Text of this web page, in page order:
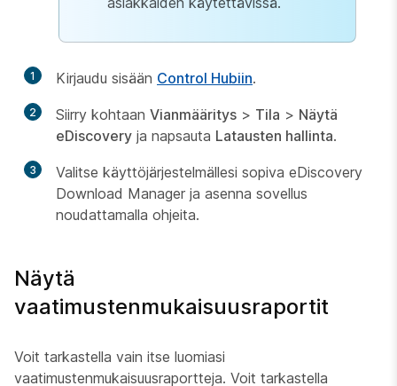
1 Kirjaudu sisään Control Hubiin.
2 Siirry kohtaan Vianmääritys > Tila > Näytä
eDiscovery ja napsauta Latausten hallinta.
3
Valitse käyttöjärjestelmällesi sopiva eDiscovery
Download Manager ja asenna sovellus
noudattamalla ohjeita.
Näytä
vaatimustenmukaisuusraportit
Voit tarkastella vain itse luomiasi
vaatimustenmukaisuusraportteja. Voit tarkastella